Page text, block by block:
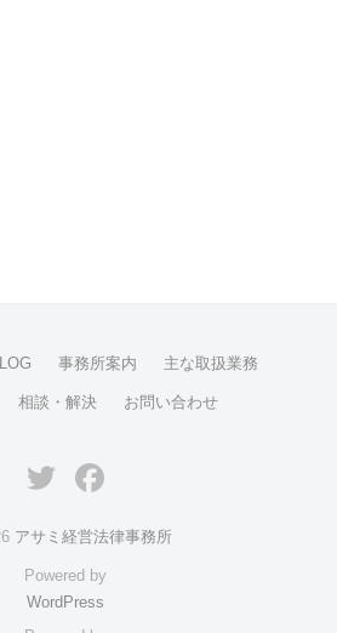
事務所案内 主な取扱業務
相談・解決 お問い合わせ
TwitterFacebook
アサミ経営法律事務所
Powered by
WordPress